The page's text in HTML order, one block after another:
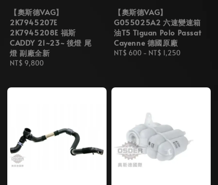
【奧斯德VAG】
2K7945207E
2K7945208E 福斯
CADDY 21~23~ 後燈 尾
燈 副廠全新
Regular
NT$ 9,800
【奧斯德VAG】
G055025A2 六速變速箱
油T5 Tiguan Polo Passat
Cayenne 德國原廠
Regular
NT$ 600 - NT$ 1,250